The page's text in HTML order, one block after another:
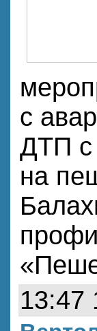
с
ДТП с
на
13:47